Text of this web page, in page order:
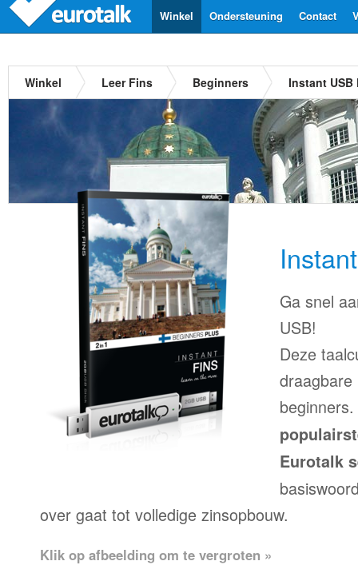
Contact
Ondersteuning
Winkel
Winkel Leer Fins Beginners Instant USB
Ga snel
USB!
Deze
draagbare
Eurotalk
over gaat tot volledige zinsopbouw.
Klik op afbeelding om te vergroten »